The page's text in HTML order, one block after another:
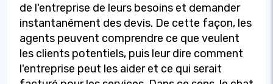
de l'entreprise de leurs besoins et demander
instantanément des devis. De cette façon, les
agents peuvent comprendre ce que veulent
les clients potentiels, puis leur dire comment
l'entreprise peut les aider et ce qui serait